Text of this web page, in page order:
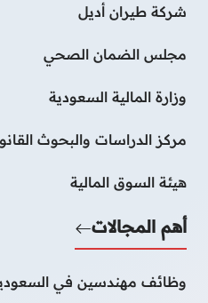
شركة طيران أديل
مجلس الضمان الصحي
وزارة المالية السعودية
مركز الدراسات والبحوث
هيئة السوق المالية
أهم المجالات
وظائف مهندسين في